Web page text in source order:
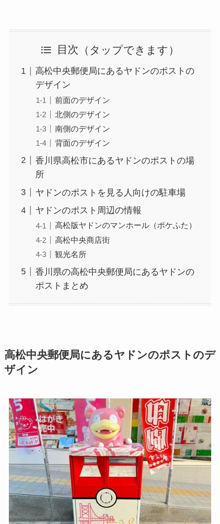
目次
高松中央郵便局にあるヤドンのポストの
デザイン
前面のデザイン
北側のデザイン
南側のデザイン
背面のデザイン
香川県高松市にあるヤドンのポストの場
所
ヤドンのポストを見る人向けの駐車場
ヤドンのポスト周辺の情報
高松版ヤドンのマンホール（ポケふた）
高松中央商店街
観光名所
香川県の高松中央郵便局にあるヤドンの
ポストまとめ
高松中央郵便局にあるヤドンのポストのデ
ザイン